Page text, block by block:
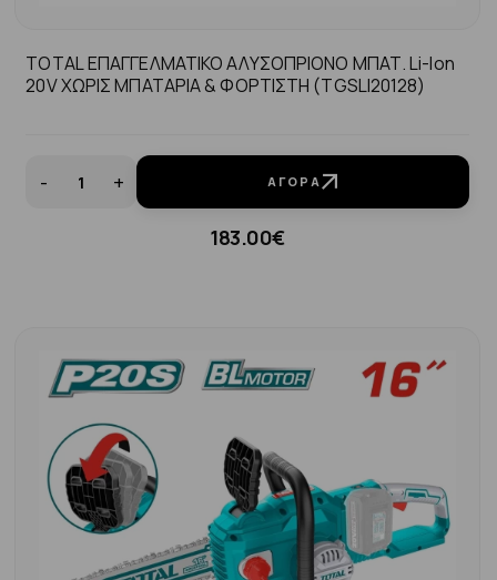
TOTAL ΕΠΑΓΓΕΛΜΑΤΙΚΟ ΑΛΥΣΟΠΡΙΟΝΟ ΜΠΑΤ. Li-Ion
20V ΧΩΡΙΣ ΜΠΑΤΑΡΙΑ & ΦΟΡΤΙΣΤΗ (TGSLI20128)
- + ΑΓΟΡΆ
183.00€